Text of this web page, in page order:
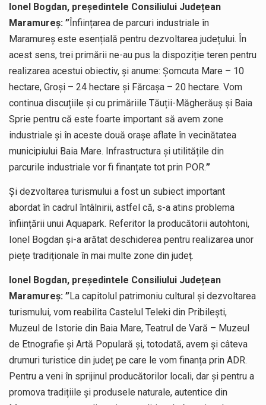
Ionel Bogdan, președintele Consiliului Județean
Maramureș: ”Înființarea de parcuri industriale în
Maramureș este esențială pentru dezvoltarea județului. În
acest sens, trei primării ne-au pus la dispoziție teren pentru
realizarea acestui obiectiv, și anume: Șomcuta Mare – 10
hectare, Groși – 24 hectare și Fărcașa – 20 hectare. Vom
continua discuțiile și cu primăriile Tăuții-Măgherăuș și Baia
Sprie pentru că este foarte important să avem zone
industriale și în aceste două orașe aflate în vecinătatea
municipiului Baia Mare. Infrastructura și utilitățile din
parcurile industriale vor fi finanțate tot prin POR.”
Și dezvoltarea turismului a fost un subiect important
abordat în cadrul întâlnirii, astfel că, s-a atins problema
înființării unui Aquapark. Referitor la producătorii autohtoni,
Ionel Bogdan și-a arătat deschiderea pentru realizarea unor
piețe tradiționale în mai multe zone din județ.
Ionel Bogdan, președintele Consiliului Județean
Maramureș: ”La capitolul patrimoniu cultural și dezvoltarea
turismului, vom reabilita Castelul Teleki din Pribilești,
Muzeul de Istorie din Baia Mare, Teatrul de Vară – Muzeul
de Etnografie și Artă Populară și, totodată, avem și câteva
drumuri turistice din județ pe care le vom finanța prin ADR.
Pentru a veni în sprijinul producătorilor locali, dar și pentru a
promova tradițiile și produsele naturale, autentice din